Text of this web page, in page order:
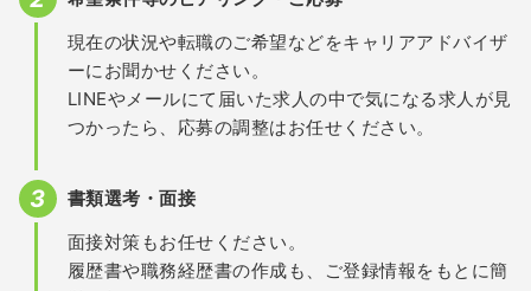
現在の状況や転職のご希望などをキャリアアドバイザ
ーにお聞かせください。
LINEやメールにて届いた求人の中で気になる求人が見
つかったら、応募の調整はお任せください。
書類選考・面接
面接対策もお任せください。
履歴書や職務経歴書の作成も、ご登録情報をもとに簡